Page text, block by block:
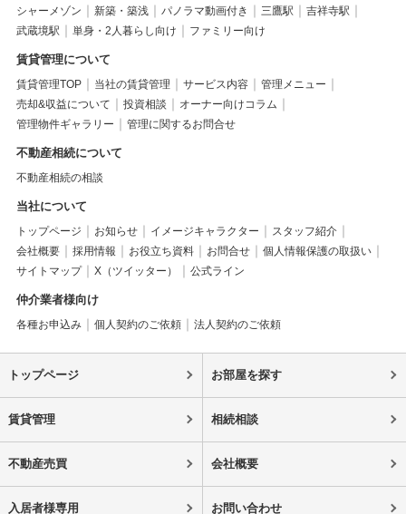
シャーメゾン 新築・築浅 パノラマ動画付き 三鷹駅
吉祥寺駅
武蔵境駅
単身・2人暮らし向け ファミリー向け
賃貸管理について
賃貸管理TOP 当社の賃貸管理 サービス内容
管理メニュー
売却&収益について
投資相談
オーナー向けコラム
管理物件ギャラリー
管理に関するお問合せ
不動産相続について
不動産相続の相談
当社について
トップページ お知らせ イメージキャラクター
スタッフ紹介
会社概要
採用情報 お役立ち資料 お問合せ
個人情報保護の取扱い
サイトマップ
X（ツイッター） 公式ライン
仲介業者様向け
各種お申込み 個人契約のご依頼 法人契約のご依頼
トップページ お部屋を探す
賃貸管理 相続相談
不動産売買 会社概要
入居者様専用 お問い合わせ